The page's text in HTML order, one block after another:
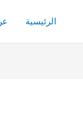
الرئيسية